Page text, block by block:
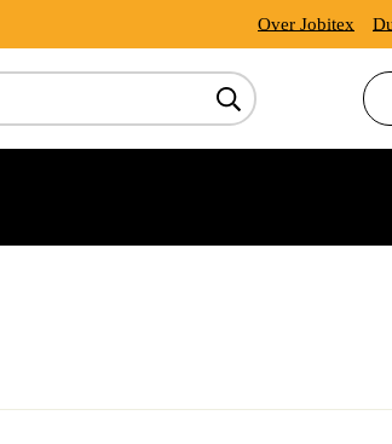
Over Jobitex